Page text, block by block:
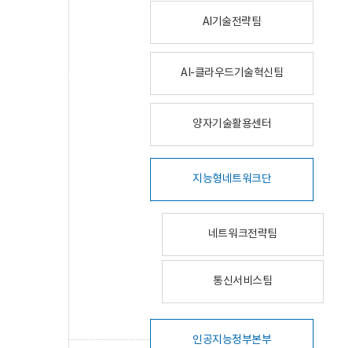
AI기술전략팀
AI-클라우드기술혁신팀
양자기술활용센터
지능형네트워크단
네트워크전략팀
통신서비스팀
인공지능정부본부